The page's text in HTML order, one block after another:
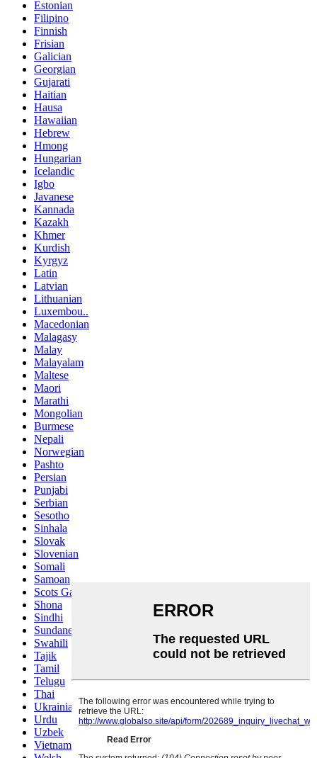
Estonian
Filipino
Finnish
Frisian
Galician
Georgian
Gujarati
Haitian
Hausa
Hawaiian
Hebrew
Hmong
Hungarian
Icelandic
Igbo
Javanese
Kannada
Kazakh
Khmer
Kurdish
Kyrgyz
Latin
Latvian
Lithuanian
Luxembou..
Macedonian
Malagasy
Malay
Malayalam
Maltese
Maori
Marathi
Mongolian
Burmese
Nepali
Norwegian
Pashto
Persian
Punjabi
Serbian
Sesotho
Sinhala
Slovak
Slovenian
Somali
Samoan
Scots Gaelic
Shona
Sindhi
Sundanese
Swahili
Tajik
Tamil
Telugu
Thai
Ukrainian
Urdu
Uzbek
Vietnamese